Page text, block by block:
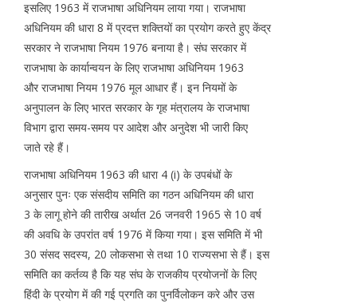
इसलिए 1963 में राजभाषा अधिनियम लाया गया। राजभाषा
अधिनियम की धारा 8 में प्रदत्त शक्तियों का प्रयोग करते हुए केंद्र
सरकार ने राजभाषा नियम 1976 बनाया है। संघ सरकार में
राजभाषा के कार्यान्वयन के लिए राजभाषा अधिनियम 1963
और राजभाषा नियम 1976 मूल आधार हैं। इन नियमों के
अनुपालन के लिए भारत सरकार के गृह मंत्रालय के राजभाषा
विभाग द्वारा समय-समय पर आदेश और अनुदेश भी जारी किए
जाते रहे हैं।
राजभाषा अधिनियम 1963 की धारा 4 (i) के उपबंधों के
अनुसार पुनः एक संसदीय समिति का गठन अधिनियम की धारा
3 के लागू होने की तारीख अर्थात 26 जनवरी 1965 से 10 वर्ष
की अवधि के उपरांत वर्ष 1976 में किया गया। इस समिति में भी
30 संसद सदस्य, 20 लोकसभा से तथा 10 राज्यसभा से हैं। इस
समिति का कर्तव्य है कि यह संघ के राजकीय प्रयोजनों के लिए
हिंदी के प्रयोग में की गई प्रगति का पुनर्विलोकन करे और उस